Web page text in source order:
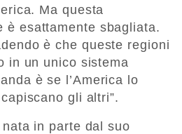
Ma questa
è esattamente sbagliata.
è che queste regioni
in un unico sistema
è se l’America lo
gli altri”.
in parte dal suo